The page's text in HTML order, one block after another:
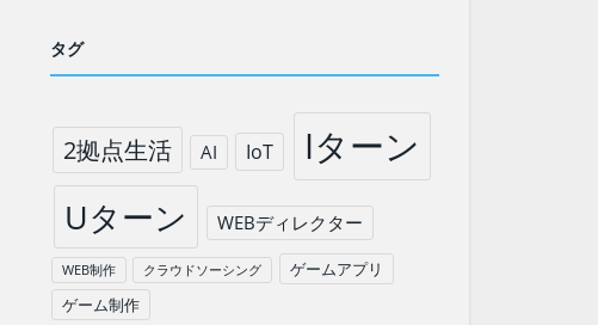
タグ
2拠点生活 AI IoT Iターン
Uターン WEBディレクター
WEB制作 クラウドソーシング
ゲームアプリ
ゲーム制作